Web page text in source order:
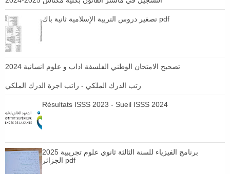
تصغير دروس التربية الإسلامية ثانية باك pdf
تصحيح الامتحان الوطني الفلسفة اداب و علوم انسانية 2024
رتب الدرك الملكي - راتب اجرة الدرك الملكي
Résultats ISSS 2023 - Sueil ISSS 2024
برنامج الفيزياء للسنة الثالثة ثانوي علوم تجريبية 2025
الجزائر pdf